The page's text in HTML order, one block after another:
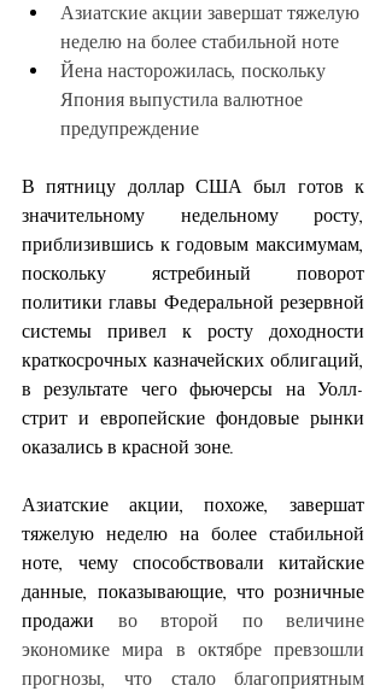
Азиатские акции завершат тяжелую
неделю на более стабильной ноте
Йена насторожилась, поскольку
Япония выпустила валютное
предупреждение
В пятницу доллар США был готов к
значительному недельному росту,
приблизившись к годовым максимумам,
поскольку ястребиный поворот
политики главы Федеральной резервной
системы привел к росту доходности
краткосрочных казначейских облигаций,
в результате чего фьючерсы на Уолл-
стрит и европейские фондовые рынки
оказались в красной зоне.
Азиатские акции, похоже, завершат
тяжелую неделю на более стабильной
ноте, чему способствовали китайские
данные, показывающие, что розничные
продажи во второй по величине
экономике мира в октябре превзошли
прогнозы, что стало благоприятным